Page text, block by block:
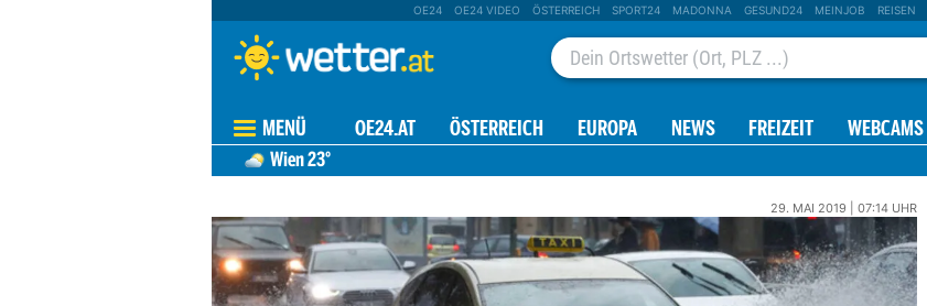
OE24 OE24 VIDEO ÖSTERREICH SPORT24 MADONNA GESUND24 MEINJOB REISEN
MENÜ OE24.AT ÖSTERREICH EUROPA NEWS FREIZEIT WEBCAMS
Wien23°
29. MAI 2019 | 07:14 UHR